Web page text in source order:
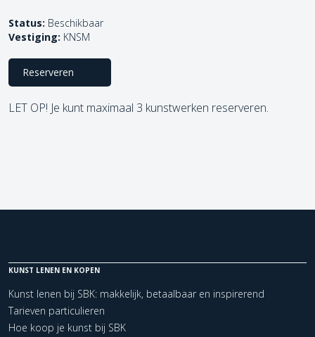
Status: Beschikbaar
Vestiging: KNSM
Reserveren
LET OP! Je kunt maximaal 3 kunstwerken reserveren.
KUNST LENEN EN KOPEN
Kunst lenen bij SBK: makkelijk, betaalbaar en inspirerend
Tarieven particulieren
Hoe koop je kunst bij SBK